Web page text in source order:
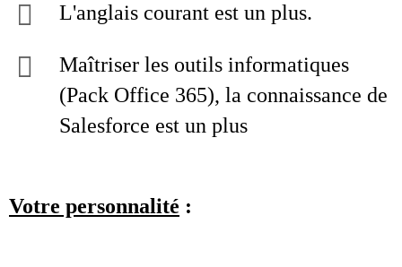
L'anglais courant est un plus.
Maîtriser les outils informatiques
(Pack Office 365), la connaissance de
Salesforce est un plus
Votre personnalité :